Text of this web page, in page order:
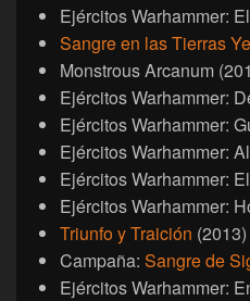
Ejércitos Warhammer:
Sangre en las Tierras
Monstrous Arcanum
Ejércitos Warhammer:
Ejércitos Warhammer:
Ejércitos Warhammer:
Ejércitos Warhammer:
Ejércitos Warhammer:
Triunfo y Traición (2013)
Campaña: Sangre de
Ejércitos Warhammer: